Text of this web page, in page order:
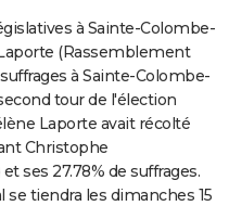
à Sainte-Colombe-
(Rassemblement
à Sainte-Colombe-
tour de l'élection
Laporte avait récolté
Christophe
ses 27.78% de suffrages.
tiendra les dimanches 15